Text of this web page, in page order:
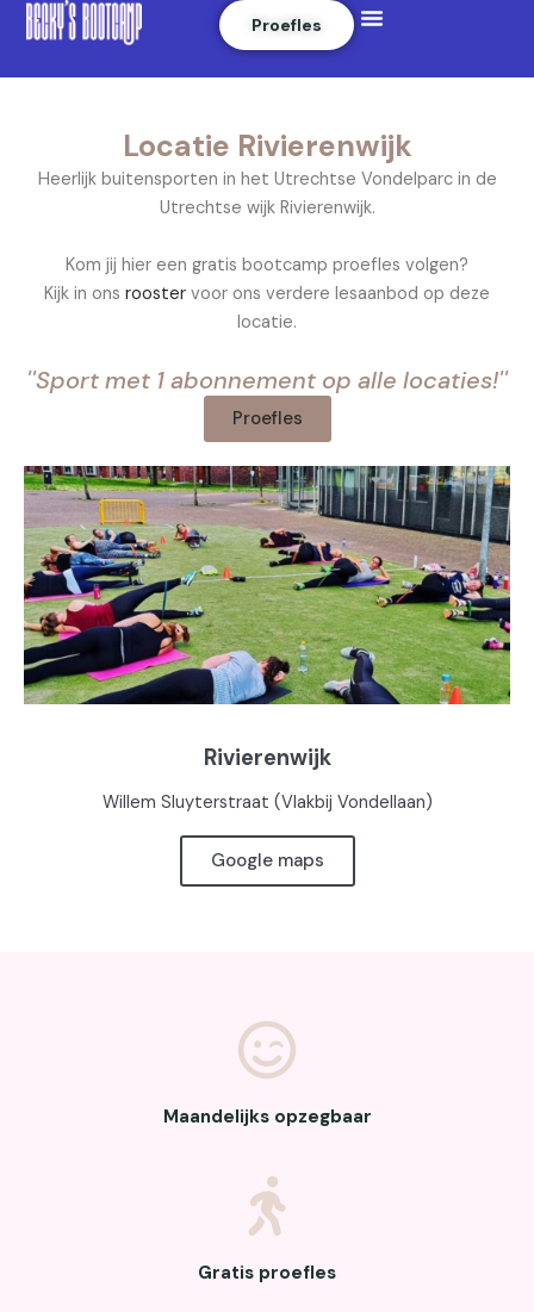
Skip
Menu
Proefles
Locatie Rivierenwijk
Heerlijk buitensporten in het Utrechtse Vondelparc in de
Utrechtse wijk Rivierenwijk.
Kom jij hier een gratis bootcamp proefles volgen?
Kijk in ons rooster voor ons verdere lesaanbod op deze
locatie.
''Sport met 1 abonnement op alle locaties!''
Proefles
Rivierenwijk
Willem Sluyterstraat (Vlakbij Vondellaan)
Google maps
Maandelijks opzegbaar
Gratis proefles